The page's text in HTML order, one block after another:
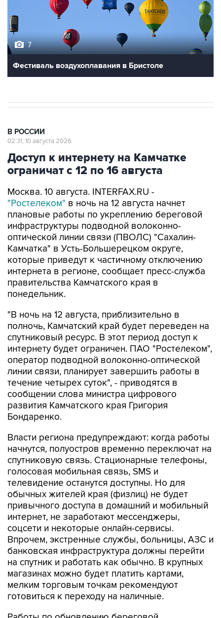
7
Фестиваль воздухоплавания в Бристоле
В РОССИИ
02:31, 10 августа 2026
Доступ к интернету на Камчатке
ограничат с 12 по 16 августа
Москва. 10 августа. INTERFAX.RU -
"Ростелеком" в ночь на 12 августа начнет
плановые работы по укреплению береговой
инфраструктуры подводной волоконно-
оптической линии связи (ПВОЛС) "Сахалин-
Камчатка" в Усть-Большерецком округе,
которые приведут к частичному отключению
интернета в регионе, сообщает пресс-служба
правительства Камчатского края в
понедельник.
"В ночь на 12 августа, приблизительно в
полночь, Камчатский край будет переведен на
спутниковый ресурс. В этот период доступ к
интернету будет ограничен. ПАО "Ростелеком",
оператор подводной волоконно-оптической
линии связи, планирует завершить работы в
течение четырех суток", - приводятся в
сообщении слова министра цифрового
развития Камчатского края Григория
Бондаренко.
Власти региона предупреждают: когда работы
начнутся, полуостров временно переключат на
спутниковую связь. Стационарные телефоны,
голосовая мобильная связь, SMS и
телевидение останутся доступны. Но для
обычных жителей края (физлиц) не будет
привычного доступа в домашний и мобильный
интернет, не заработают мессенджеры,
соцсети и некоторые онлайн-сервисы.
Впрочем, экстренные службы, больницы, АЗС и
банковская инфраструктура должны перейти
на спутник и работать как обычно. В крупных
магазинах можно будет платить картами,
мелким торговым точкам рекомендуют
готовиться к переходу на наличные.